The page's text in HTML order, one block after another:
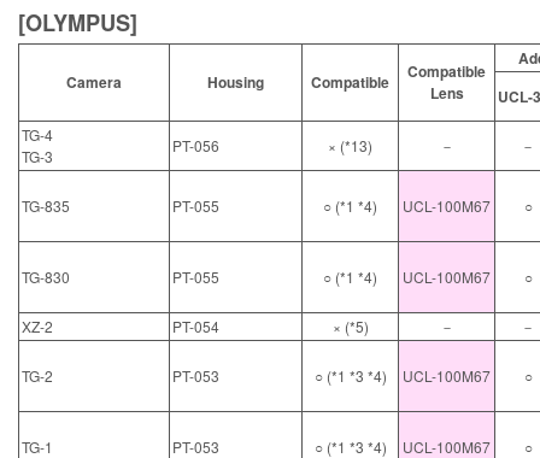
[OLYMPUS]
Camera Housing Compatible
Compatible
Lens
UCL-
TG-4
TG-3
PT-056 × (*13) － －
TG-835 PT-055 ○ (*1 *4) UCL-100M67 ○
TG-830 PT-055 ○ (*1 *4) UCL-100M67 ○
XZ-2 PT-054 × (*5) － －
TG-2 PT-053 ○ (*1 *3 *4) UCL-100M67 ○
TG-1 PT-053 ○ (*1 *3 *4) UCL-100M67 ○